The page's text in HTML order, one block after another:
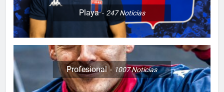
Playa 247Noticias
Profesional 1007Noticias